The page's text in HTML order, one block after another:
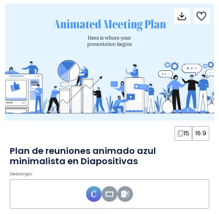
15 16:9
Plan de reuniones animado azul
minimalista en Diapositivas
Descargar